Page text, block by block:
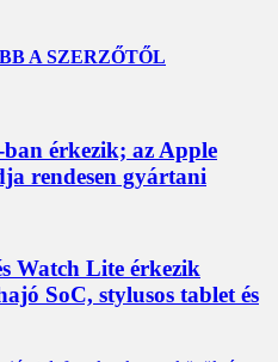
A SZERZŐTŐL
érkezik; az Apple
rendesen gyártani
Watch Lite érkezik
SoC, stylusos tablet és